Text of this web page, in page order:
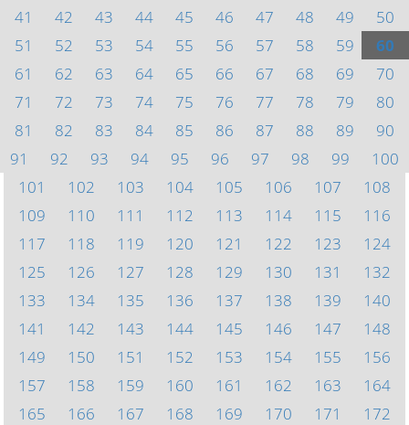
41
42 43 44 45 46 47 48 49
50
51
52 53 54 55 56 57 58 59
60
61
62 63 64 65 66 67 68 69
70
71
72 73 74 75 76 77 78 79
80
81
82 83 84 85 86 87 88 89
90
91
92 93 94 95 96 97 98 99
100
101
102 103 104 105 106 107
108
109
110 111 112 113 114 115
116
117
118 119 120 121 122 123
124
125
126 127 128 129 130 131
132
133
134 135 136 137 138 139
140
141
142 143 144 145 146 147
148
149
150 151 152 153 154 155
156
157
158 159 160 161 162 163
164
165
166 167 168 169 170 171
172